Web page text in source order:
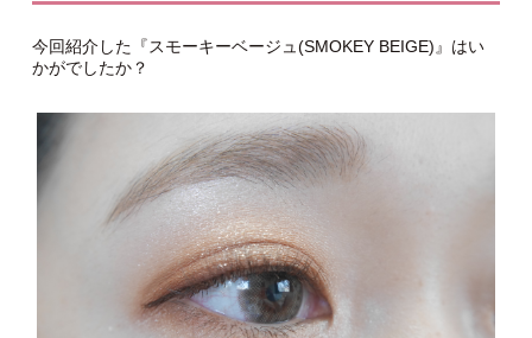
今回紹介した『スモーキーベージュ(SMOKEY BEIGE)』はい
かがでしたか？